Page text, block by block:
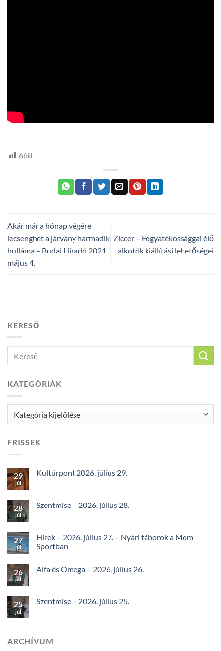
668
Akár már a hónap végére
lecsenghet a járvány harmadik
hulláma – Budai Híradó 2021.
május 4.
Ziccer – Fogyatékossággal élő
alkotók kiállítási lehetőségei
KERESŐ
KATEGÓRIÁK
FRISSEK
29
júl
Kultúrpont 2026. július 29.
28
júl
Szentmise – 2026. július 28.
27
júl
Hírek – 2026. július 27. – Nyári táborok a Mom
Sportban
26
júl
Alfa és Omega – 2026. július 26.
25
júl
Szentmise – 2026. július 25.
ARCHÍVUM